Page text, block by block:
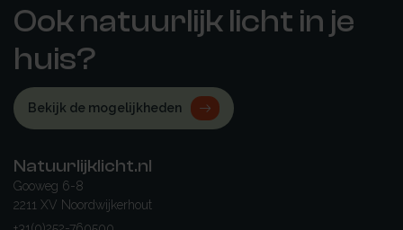
Ook natuurlijk licht in je
huis?
Bekijk de mogelijkheden
Natuurlijklicht.nl
Gooweg 6-8
2211 XV Noordwijkerhout